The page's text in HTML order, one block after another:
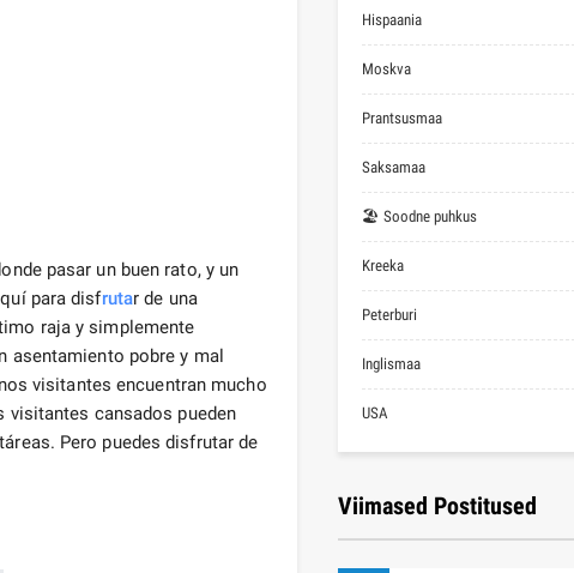
pasar un buen rato, y un
para disfrutar de una
raja y simplemente
asentamiento pobre y mal
visitantes encuentran mucho
visitantes cansados ​​​​pueden
Pero puedes disfrutar de
Hispaania
Moskva
Prantsusmaa
Saksamaa
🏖 Soodne puhkus
Kreeka
Peterburi
Inglismaa
USA
Viimased Postitused